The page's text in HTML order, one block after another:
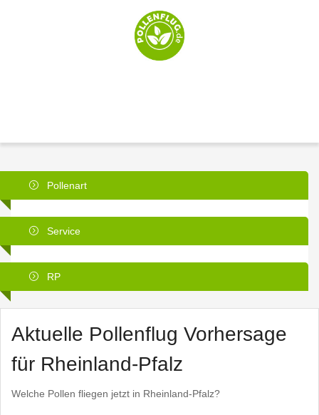
Pollenart
Service
RP
Aktuelle Pollenflug Vorhersage
für Rheinland-Pfalz
Welche Pollen fliegen jetzt in Rheinland-Pfalz?